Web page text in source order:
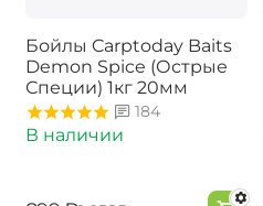
Бойлы Carptoday Baits
Demon Spice (Острые
Специи) 1кг 20мм
184
В наличии